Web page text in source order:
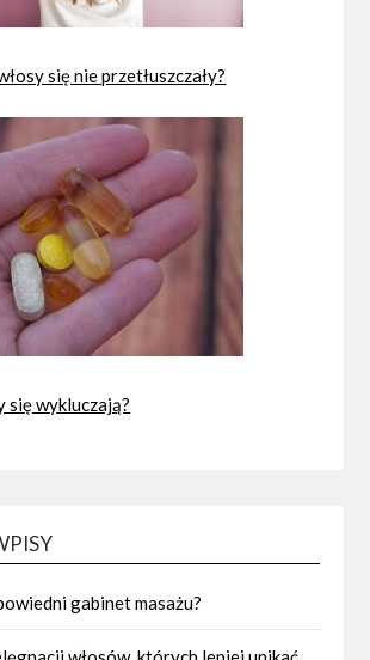
się nie przetłuszczały?
się wykluczają?
gabinet masażu?